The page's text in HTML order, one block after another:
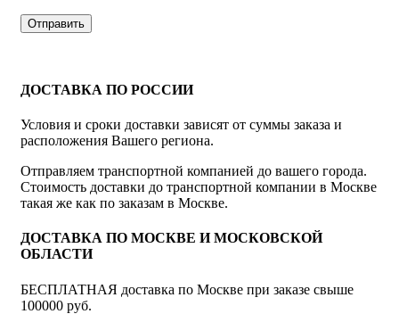
ДОСТАВКА ПО РОССИИ
Условия и сроки доставки зависят от суммы заказа и
расположения Вашего региона.
Отправляем транспортной компанией до вашего города.
Стоимость доставки до транспортной компании в Москве
такая же как по заказам в Москве.
ДОСТАВКА ПО МОСКВЕ И МОСКОВСКОЙ
ОБЛАСТИ
БЕСПЛАТНАЯ доставка по Москве при заказе свыше
100000 руб.